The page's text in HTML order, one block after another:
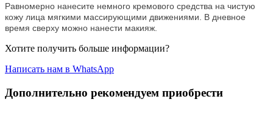
Равномерно нанесите немного кремового средства на чистую
кожу лица мягкими массирующими движениями. В дневное
время сверху можно нанести макияж.
Хотите получить больше информации?
Написать нам в WhatsApp
Дополнительно рекомендуем приобрести